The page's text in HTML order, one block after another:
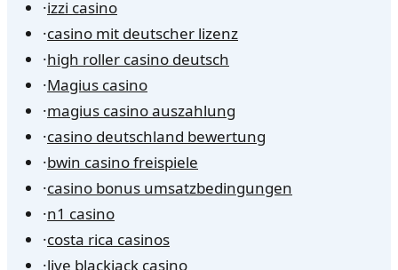
·izzi casino
·casino mit deutscher lizenz
·high roller casino deutsch
·Magius casino
·magius casino auszahlung
·casino deutschland bewertung
·bwin casino freispiele
·casino bonus umsatzbedingungen
·n1 casino
·costa rica casinos
·live blackjack casino